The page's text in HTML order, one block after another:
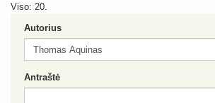
Viso: 20.
Autorius
Antraštė